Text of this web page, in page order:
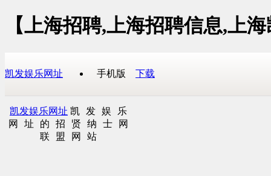
【上海招聘,上海招聘信息,上
凯发娱乐网址 手机版 下载
凯发娱乐网址 凯发娱乐
网址的招贤纳士网
联盟网站